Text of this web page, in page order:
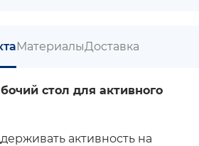
МатериалыДоставка
стол для активного
активность на